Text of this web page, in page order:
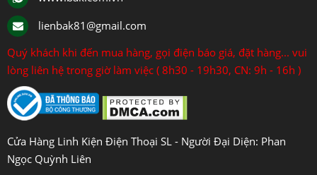
lienbak81@gmail.com
Quý khách khi đến mua hàng, gọi điện báo giá, đặt hàng... vui
lòng liên hệ trong giờ làm việc ( 8h30 - 19h30, CN: 9h - 16h )
Cửa Hàng Linh Kiện Điện Thoại SL - Người Đại Diện: Phan
Ngọc Quỳnh Liên